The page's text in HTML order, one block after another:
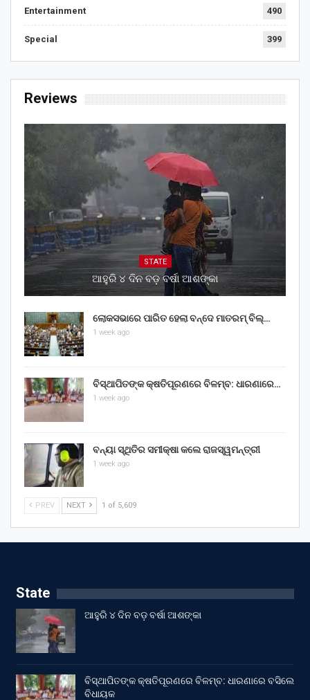
Entertainment 490
Special 399
Reviews
STATE
ଆହୁରି ୪ ଦିନ ବଡ଼ ବର୍ଷା ଆଶଙ୍କା
ଲୋକସଭାରେ ପାରିତ ହେଲା ବନ୍ଦେ ମାତରମ୍‌ ବିଲ୍‌…
1 week ago
ବିସ୍ଥାପିତଙ୍କ କ୍ଷତିପୂରଣରେ ବିଳମ୍ବ: ଧାରଣାରେ…
1 week ago
ବନ୍ୟା ସ୍ଥିତିର ସମୀକ୍ଷା କଲେ ରାଜସ୍ୱମନ୍ତ୍ରୀ
1 week ago
PREV NEXT 1 of 5,609
State
ଆହୁରି ୪ ଦିନ ବଡ଼ ବର୍ଷା ଆଶଙ୍କା
ବିସ୍ଥାପିତଙ୍କ କ୍ଷତିପୂରଣରେ ବିଳମ୍ବ: ଧାରଣାରେ ବସିଲେ
ବିଧାୟକ